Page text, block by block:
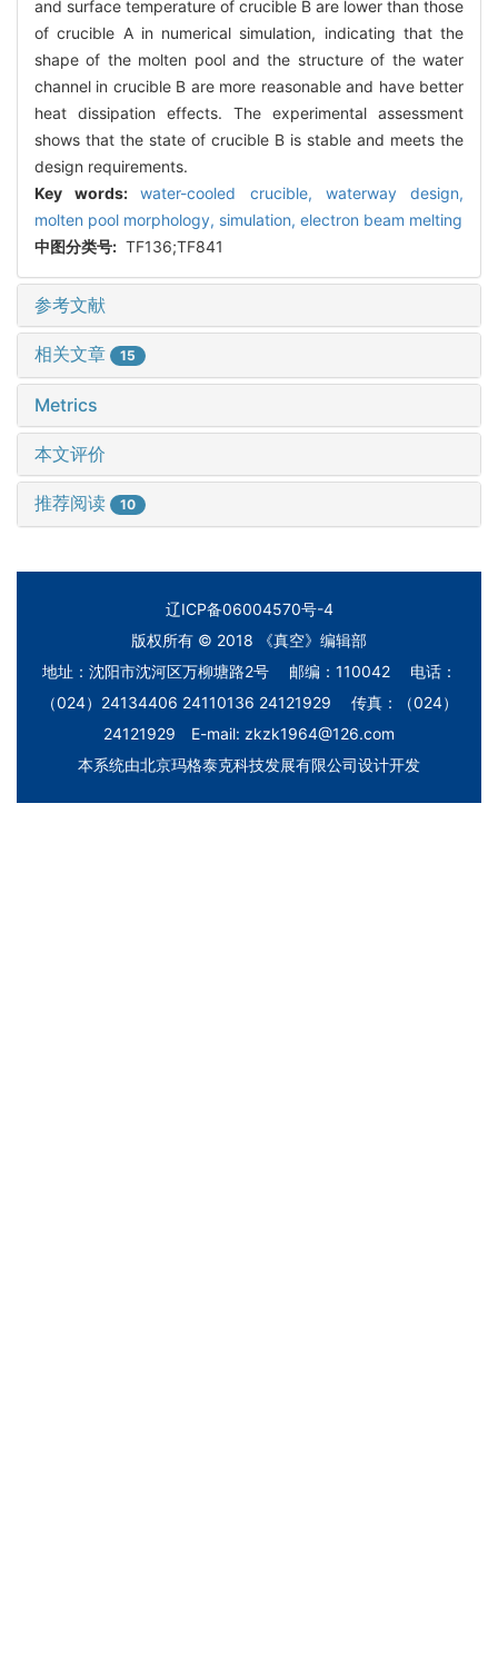
and surface temperature of crucible B are lower than those
of crucible A in numerical simulation, indicating that the
shape of the molten pool and the structure of the water
channel in crucible B are more reasonable and have better
heat dissipation effects. The experimental assessment
shows that the state of crucible B is stable and meets the
design requirements.
Key words:water-cooled crucible, waterway design,
molten pool morphology, simulation, electron beam melting
中图分类号: TF136;TF841
参考文献
相关文章 15
Metrics
本文评价
推荐阅读 10
辽ICP备06004570号-4
版权所有 © 2018 《真空》编辑部
地址：沈阳市沈河区万柳塘路2号 邮编：110042 电话：
（024）24134406 24110136 24121929 传真：（024）
24121929 E-mail: zkzk1964@126.com
本系统由北京玛格泰克科技发展有限公司设计开发